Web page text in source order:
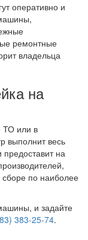
оперативно и
ремонтные
владельца
на
ТО или в
выполнит весь
предоставит на
сборе по наиболее
и задайте
383-25-74.